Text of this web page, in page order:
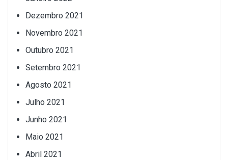
Dezembro 2021
Novembro 2021
Outubro 2021
Setembro 2021
Agosto 2021
Julho 2021
Junho 2021
Maio 2021
Abril 2021